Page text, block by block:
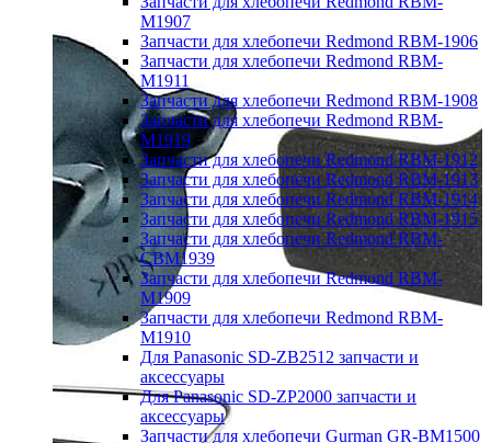
M1907
Запчасти для хлебопечи Redmond RBM-1906
Запчасти для хлебопечи Redmond RBM-
M1911
Запчасти для хлебопечи Redmond RBM-1908
Запчасти для хлебопечи Redmond RBM-
M1919
Запчасти для хлебопечи Redmond RBM-1912
Запчасти для хлебопечи Redmond RBM-1913
Запчасти для хлебопечи Redmond RBM-1914
Запчасти для хлебопечи Redmond RBM-1915
Запчасти для хлебопечи Redmond RBM-
CBM1939
Запчасти для хлебопечи Redmond RBM-
M1909
Запчасти для хлебопечи Redmond RBM-
M1910
Для Panasonic SD-ZB2512 запчасти и
аксессуары
Для Panasonic SD-ZP2000 запчасти и
аксессуары
Запчасти для хлебопечи Gurman GR-BM1500